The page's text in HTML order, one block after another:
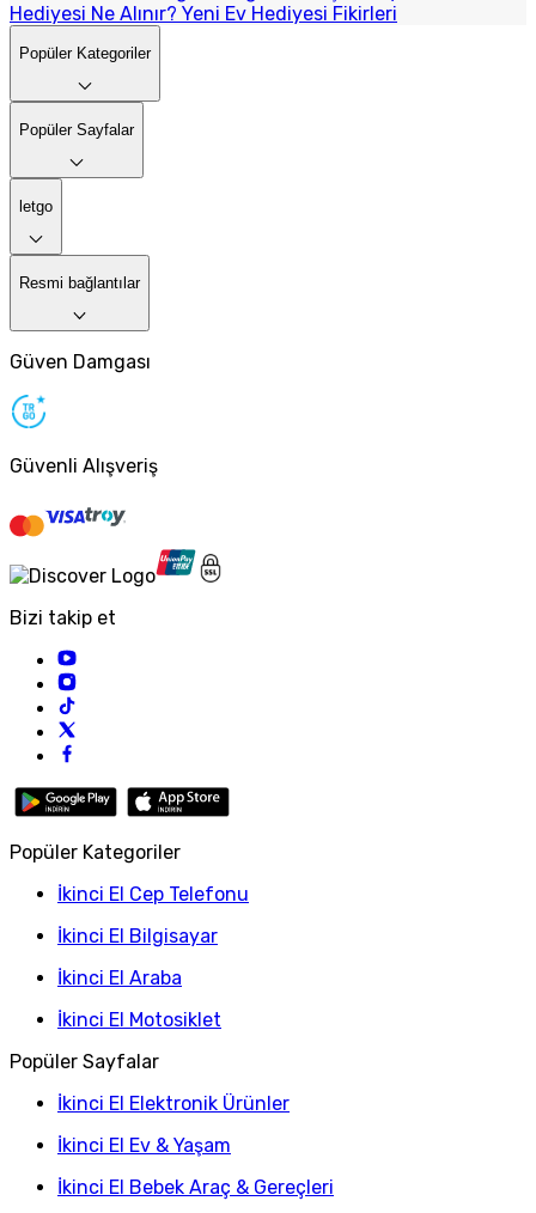
Hediyesi Ne Alınır? Yeni Ev Hediyesi Fikirleri
Popüler Kategoriler
Popüler Sayfalar
letgo
Resmi bağlantılar
Güven Damgası
Güvenli Alışveriş
Bizi takip et
Popüler Kategoriler
İkinci El Cep Telefonu
İkinci El Bilgisayar
İkinci El Araba
İkinci El Motosiklet
Popüler Sayfalar
İkinci El Elektronik Ürünler
İkinci El Ev & Yaşam
İkinci El Bebek Araç & Gereçleri